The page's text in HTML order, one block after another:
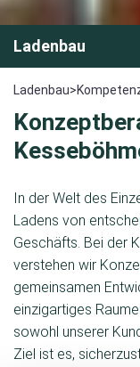
Ladenbau
Ladenbau>
In der Welt des
Ladens von
Geschäfts. Bei der
verstehen wir
gemeinsamen
einzigartiges
sowohl unserer
Ziel ist es,